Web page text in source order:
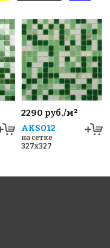
2290 руб./м²
AKS012
на сетке
327x327